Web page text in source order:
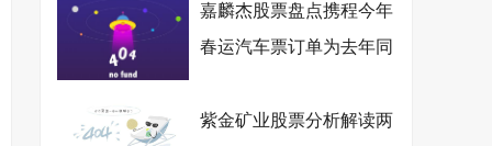
嘉麟杰股票盘点携程今年
春运汽车票订单为去年同
紫金矿业股票分析解读两